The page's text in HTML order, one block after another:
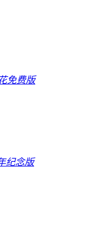
免费版
纪念版